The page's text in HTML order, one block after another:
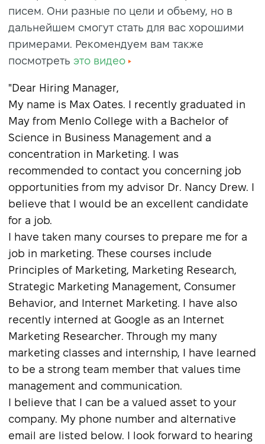
писем. Они разные по цели и объему, но в
дальнейшем смогут стать для вас хорошими
примерами. Рекомендуем вам также
посмотреть это видео
"Dear Hiring Manager,
My name is Max Oates. I recently graduated in
May from Menlo College with a Bachelor of
Science in Business Management and a
concentration in Marketing. I was
recommended to contact you concerning job
opportunities from my advisor Dr. Nancy Drew. I
believe that I would be an excellent candidate
for a job.
I have taken many courses to prepare me for a
job in marketing. These courses include
Principles of Marketing, Marketing Research,
Strategic Marketing Management, Consumer
Behavior, and Internet Marketing. I have also
recently interned at Google as an Internet
Marketing Researcher. Through my many
marketing classes and internship, I have learned
to be a strong team member that values time
management and communication.
I believe that I can be a valued asset to your
company. My phone number and alternative
email are listed below. I look forward to hearing